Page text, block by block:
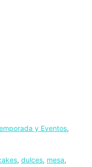
y Eventos,
, dulces, mesa,